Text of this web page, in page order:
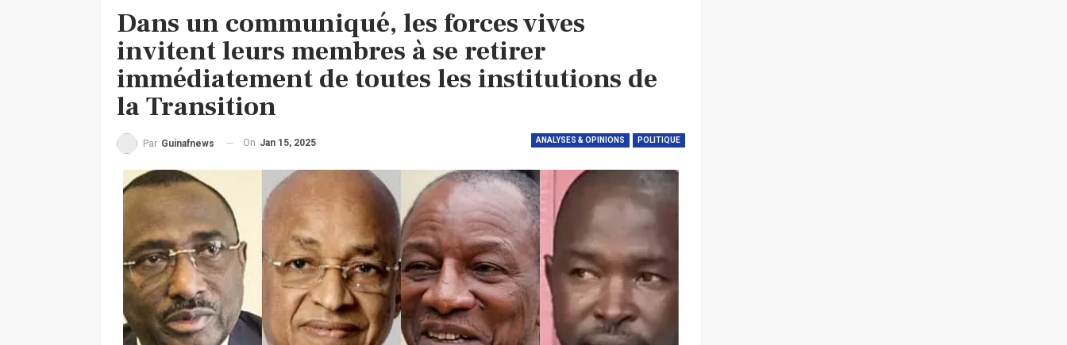
Dans un communiqué, les forces vives
invitent leurs membres à se retirer
immédiatement de toutes les institutions de
la Transition
ANALYSES & OPINIONS POLITIQUE
Par Guinafnews On Jan 15, 2025